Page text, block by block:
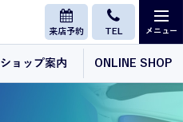
来店予約 TEL
ショップ案内 ONLINE SHOP